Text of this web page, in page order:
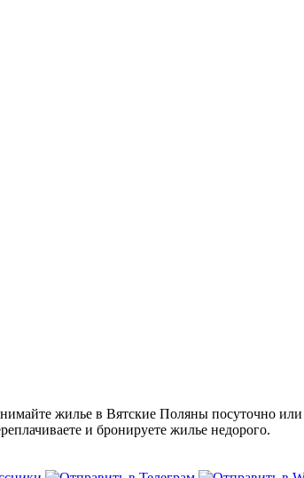
жилье в Вятские Поляны посуточно
и бронируете жилье недорого.